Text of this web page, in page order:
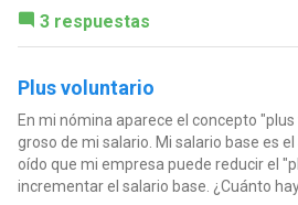
3 respuestas
Plus voluntario
En mi nómina aparece el concepto "plus
groso de mi salario. Mi salario base es el
oído que mi empresa puede reducir el
incrementar el salario base. ¿Cuánto